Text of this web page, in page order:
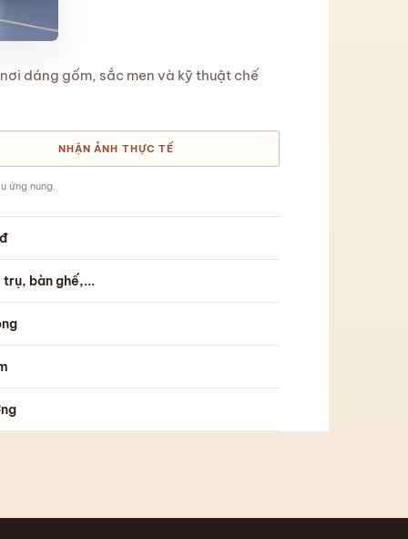
dáng gốm, sắc men và kỹ thuật chế
NHẬN ẢNH THỰC TẾ
ứng nung.
bàn ghế,...